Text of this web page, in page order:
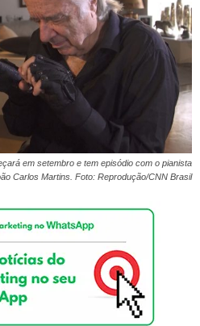
em setembro e tem episódio com o pianista
Carlos Martins. Foto: Reprodução/CNN Brasil